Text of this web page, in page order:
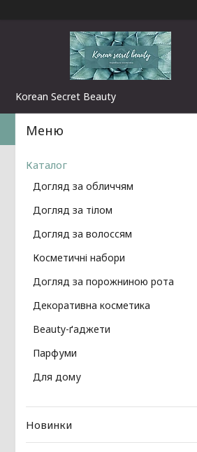
Korean Secret Beauty
Каталог
Догляд за обличчям
Догляд за тілом
Догляд за волоссям
Косметичні набори
Догляд за порожниною рота
Декоративна косметика
Beauty-ґаджети
Парфуми
Для дому
Новинки